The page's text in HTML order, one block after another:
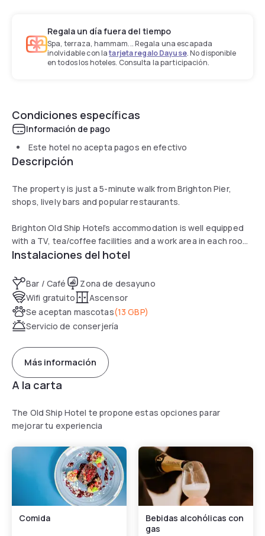
Regala un día fuera del tiempo
Spa, terraza, hammam... Regala una escapada
inolvidable con latarjeta regalo Dayuse. No disponible
en todos los hoteles. Consulta la participación.
Condiciones específicas
Información de pago
Este hotel no acepta pagos en efectivo
Descripción
The property is just a 5-minute walk from Brighton Pier,
shops, lively bars and popular restaurants.
Brighton Old Ship Hotel’s accommodation is well equipped
with a TV, tea/coffee facilities and a work area in each room.
All rooms have a private bathroom, and some enjoy sea
The Wardroom Restaurant overlooks Brighton promenade,
with an al fresco area. Guests can also dine or drink in the
hotel’s bar.
Instalaciones del hotel
Bar / Café
Zona de desayuno
Wifi gratuito
Ascensor
Se aceptan mascotas(13 GBP)
Servicio de conserjería
Más información
A la carta
The Old Ship Hotel te propone estas opciones parar
mejorar tu experiencia
Comida
Bebidas alcohólicas con
gas